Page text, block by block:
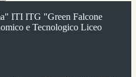
ITI ITG "Green Falcone
e Tecnologico Liceo